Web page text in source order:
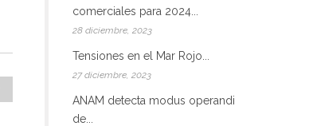
comerciales para 2024...
28 diciembre, 2023
Tensiones en el Mar Rojo...
27 diciembre, 2023
ANAM detecta modus operandi
de...